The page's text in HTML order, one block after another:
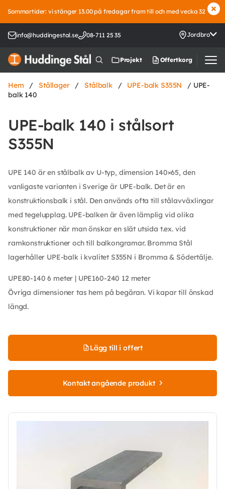
Sommartider: vi stänger 13.00 på fredagar fram till och med vecka 32
info@huddingestal.se 08-711 25 35 Jordbro
Projekt Offertkorg
Hem / Stållager / Stålbalk / UPE-balk S355N
/ UPE-
balk 140
UPE-balk 140 i stålsort
S355N
UPE 140 är en stålbalk av U-typ, dimension 140×65, den
vanligaste varianten i Sverige är UPE-balk. Det är en
konstruktionsbalk i stål. Den används ofta till stålavväxlingar
med tegelupplag. UPE-balken är även lämplig vid olika
konstruktioner när man önskar en slät utsida t.ex. vid
ramkonstruktioner och till balkongramar. Bromma Stål
lagerhåller UPE-balk i kvalitet S355N i Bromma & Södertälje.
UPE80-140 6 meter | UPE160-240 12 meter
Övriga dimensioner tas hem på begäran. Vi kapar till önskad
längd.
Lägg till i offert
Kontakt angående produkt